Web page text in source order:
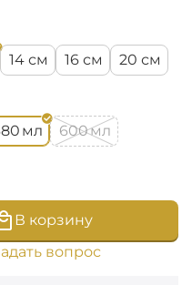
14 см 16 см 20 см
мл 600мл
В корзину
вопрос